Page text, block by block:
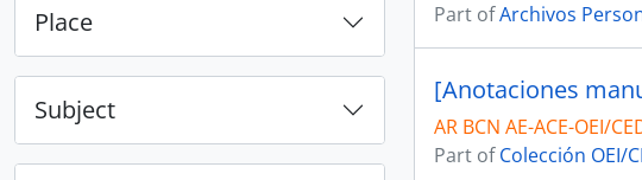
Place
Subject
Part ofArchivos
[Anotaciones
AR BCN AE-ACE-OEI/
Part ofColección OEI/